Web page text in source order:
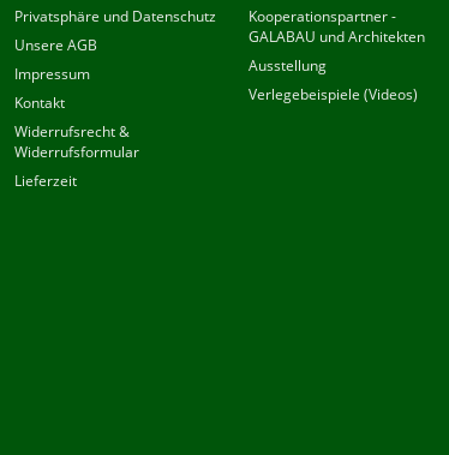
Privatsphäre und Datenschutz
Unsere AGB
Impressum
Kontakt
Widerrufsrecht &
Widerrufsformular
Lieferzeit
Kooperationspartner -
GALABAU und Architekten
Ausstellung
Verlegebeispiele (Videos)